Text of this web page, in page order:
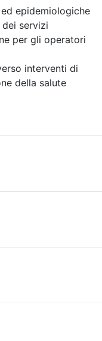
epidemiologiche
servizi
per gli operatori
interventi di
della salute